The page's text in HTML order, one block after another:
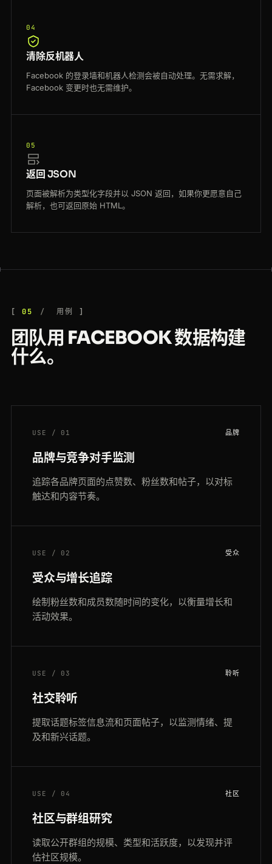
04
清除反机器人
Facebook 的登录墙和机器人检测会被自动处理。无需求解，
Facebook 变更时也无需维护。
05
返回 JSON
页面被解析为类型化字段并以 JSON 返回，如果你更愿意自己
解析，也可返回原始 HTML。
05 用例
团队用 FACEBOOK 数据构建
什么。
USE / 01 品牌
品牌与竞争对手监测
追踪各品牌页面的点赞数、粉丝数和帖子，以对标
触达和内容节奏。
USE / 02 受众
受众与增长追踪
绘制粉丝数和成员数随时间的变化，以衡量增长和
活动效果。
USE / 03 聆听
社交聆听
提取话题标签信息流和页面帖子，以监测情绪、提
及和新兴话题。
USE / 04 社区
社区与群组研究
读取公开群组的规模、类型和活跃度，以发现并评
估社区规模。